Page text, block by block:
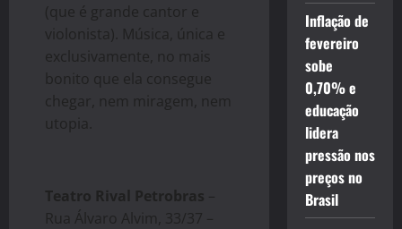
(que é grande cantor e
violonista). Música, única e
exclusivamente, no mais
bonito que ela consegue
chegar, nem miragem, nem
utopia.
Teatro Rival Petrobras –
Rua Álvaro Alvim, 33/37 –
Inflação de
fevereiro
sobe
0,70% e
educação
lidera
pressão nos
preços no
Brasil